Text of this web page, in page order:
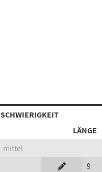
SCHWIERIGKEIT
LÄNGE
mittel
9